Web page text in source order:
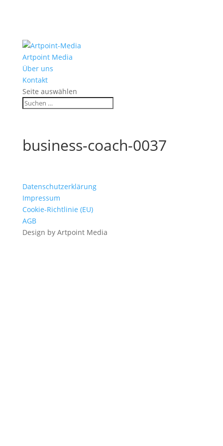
Artpoint Media
Über uns
Kontakt
Seite auswählen
business-coach-0037
Datenschutzerklärung
Impressum
Cookie-Richtlinie (EU)
AGB
Design by Artpoint Media